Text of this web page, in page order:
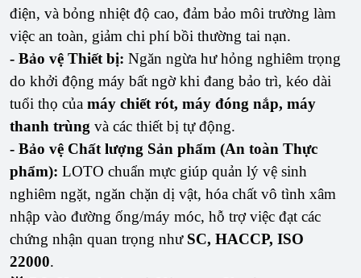
điện, và bỏng nhiệt độ cao, đảm bảo môi trường làm
việc an toàn, giảm chi phí bồi thường tai nạn.
- Bảo vệ Thiết bị: Ngăn ngừa hư hỏng nghiêm trọng
do khởi động máy bất ngờ khi đang bảo trì, kéo dài
tuổi thọ của máy chiết rót, máy đóng nắp, máy
thanh trùng và các thiết bị tự động.
- Bảo vệ Chất lượng Sản phẩm (An toàn Thực
phẩm): LOTO chuẩn mực giúp quản lý vệ sinh
nghiêm ngặt, ngăn chặn dị vật, hóa chất vô tình xâm
nhập vào đường ống/máy móc, hỗ trợ việc đạt các
chứng nhận quan trọng như SC, HACCP, ISO
22000.